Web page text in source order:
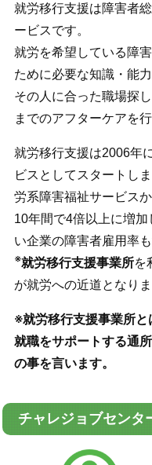
就労移行支援は障害者
ービスです。
就労を希望している障
ために必要な知識・能
その人に合った職場探
までのアフターケアを行
就労移行支援は2006年
ビスとしてスタートし
労系障害福祉サービス
10年間で4倍以上に増
い企業の障害者雇用率
※就労移行支援事業所を
が就労への近道となりま
※就労移行支援事業所
就職をサポートする通
の事を言います。
チャレジョブセンタ